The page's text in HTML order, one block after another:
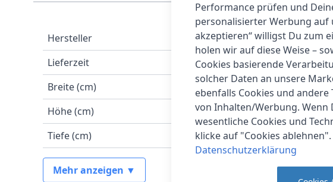
Hersteller
Lieferzeit
Breite (cm)
Höhe (cm)
Tiefe (cm)
Mehr anzeigen ▼
Performance prüfen und
personalisierter Werbung auf
akzeptieren“ willigst Du zum
holen wir auf diese Weise –
Cookies basierende
solcher Daten an unsere
ebenfalls Cookies und
von Inhalten/Werbung.
wesentliche Cookies und
klicke auf "Cookies
Datenschutzerklärung